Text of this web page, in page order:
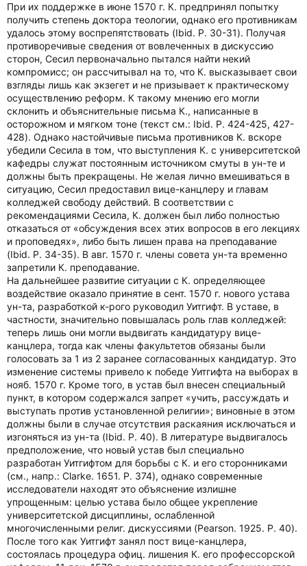
При их поддержке в июне 1570 г. К. предпринял попытку
получить степень доктора теологии, однако его противникам
удалось этому воспрепятствовать (Ibid. P. 30-31). Получая
противоречивые сведения от вовлеченных в дискуссию
сторон, Сесил первоначально пытался найти некий
компромисс; он рассчитывал на то, что К. высказывает свои
взгляды лишь как экзегет и не призывает к практическому
осуществлению реформ. К такому мнению его могли
склонить и объяснительные письма К., написанные в
осторожном и мягком тоне (текст см.: Ibid. P. 424-425, 427-
428). Однако настойчивые письма противников К. вскоре
убедили Сесила в том, что выступления К. с университетской
кафедры служат постоянным источником смуты в ун-те и
должны быть прекращены. Не желая лично вмешиваться в
ситуацию, Сесил предоставил вице-канцлеру и главам
колледжей свободу действий. В соответствии с
рекомендациями Сесила, К. должен был либо полностью
отказаться от «обсуждения всех этих вопросов в его лекциях
и проповедях», либо быть лишен права на преподавание
(Ibid. P. 34-35). В авг. 1570 г. члены совета ун-та временно
запретили К. преподавание.
На дальнейшее развитие ситуации с К. определяющее
воздействие оказало принятие в сент. 1570 г. нового устава
ун-та, разработкой к-рого руководил Уитгифт. В уставе, в
частности, значительно повышалась роль глав колледжей:
теперь лишь они могли выдвигать кандидатуру вице-
канцлера, тогда как члены факультетов обязаны были
голосовать за 1 из 2 заранее согласованных кандидатур. Это
изменение системы привело к победе Уитгифта на выборах в
нояб. 1570 г. Кроме того, в устав был внесен специальный
пункт, в котором содержался запрет «учить, рассуждать и
выступать против установленной религии»; виновные в этом
должны были в случае отсутствия раскаяния исключаться и
изгоняться из ун-та (Ibid. P. 40). В литературе выдвигалось
предположение, что новый устав был специально
разработан Уитгифтом для борьбы с К. и его сторонниками
(см., напр.: Clarke. 1651. P. 374), однако современные
исследователи находят это объяснение излишне
упрощенным: целью устава было общее укрепление
университетской дисциплины, ослабленной
многочисленными религ. дискуссиями (Pearson. 1925. P. 40).
После того как Уитгифт занял пост вице-канцлера,
состоялась процедура офиц. лишения К. его профессорской